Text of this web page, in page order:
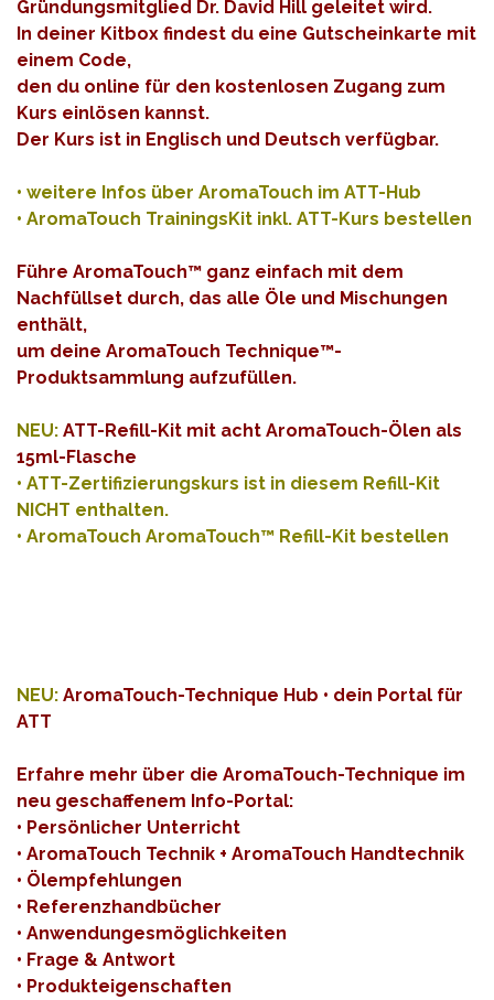
Gründungsmitglied Dr. David Hill geleitet wird.
In deiner Kitbox findest du eine Gutscheinkarte mit
einem Code,
den du online für den kostenlosen Zugang zum
Kurs einlösen kannst.
Der Kurs ist in Englisch und Deutsch verfügbar.
• weitere Infos über AromaTouch im ATT-Hub
• AromaTouch TrainingsKit inkl. ATT-Kurs bestellen
Führe AromaTouch™ ganz einfach mit dem
Nachfüllset durch, das alle Öle und Mischungen
enthält,
um deine AromaTouch Technique™-
Produktsammlung aufzufüllen.
NEU: ATT-Refill-Kit mit acht AromaTouch-Ölen als
15ml-Flasche
• ATT-Zertifizierungskurs ist in diesem Refill-Kit
NICHT enthalten.
• AromaTouch AromaTouch™ Refill-Kit bestellen
NEU: AromaTouch-Technique Hub • dein Portal für
ATT
Erfahre mehr über die AromaTouch-Technique im
neu geschaffenem Info-Portal:
• Persönlicher Unterricht
• AromaTouch Technik + AromaTouch Handtechnik
• Ölempfehlungen
• Referenzhandbücher
• Anwendungesmöglichkeiten
• Frage & Antwort
• Produkteigenschaften